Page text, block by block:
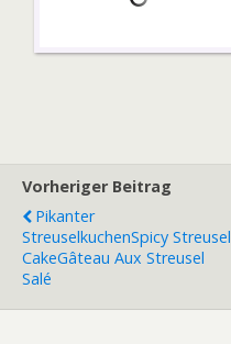
Vorheriger Beitrag
Pikanter
StreuselkuchenSpicy Streusel
CakeGâteau Aux Streusel
Salé